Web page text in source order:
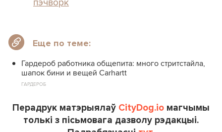
Еще по теме:
Гардероб работника общепита: много стритстайла,
шапок бини и вещей Carhartt
ГАРДЕРОБ
Перадрук матэрыялаў CityDog.io магчымы
толькі з пісьмовага дазволу рэдакцыі.